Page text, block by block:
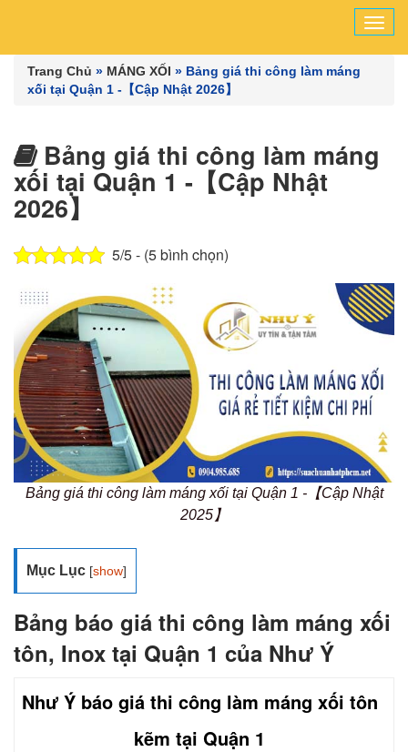
Trang Chủ » MÁNG XỐI » Bảng giá thi công làm máng
xối tại Quận 1 -【Cập Nhật 2026】
Bảng giá thi công làm máng
xối tại Quận 1 -【Cập Nhật
2026】
5/5 - (5 bình chọn)
Bảng giá thi công làm máng xối tại Quận 1 -【Cập Nhật
2025】
Mục Lục [show]
Bảng báo giá thi công làm máng xối
tôn, Inox tại Quận 1 của Như Ý
Như Ý báo giá thi công làm máng xối tôn
kẽm tại Quận 1